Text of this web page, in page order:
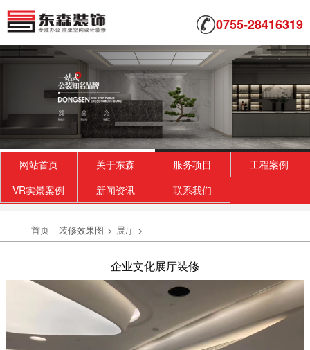
0755-28416319
网站首页 关于东森 服务项目
工程案例
VR实景案例
新闻资讯 联系我们
首页 装修效果图 > 展厅 >
企业文化展厅装修
易思伯乐国际教育
空间需要充分利用，偏向商务感，不失厚重，具
有浓浓的冷淡风。
2019-11-04